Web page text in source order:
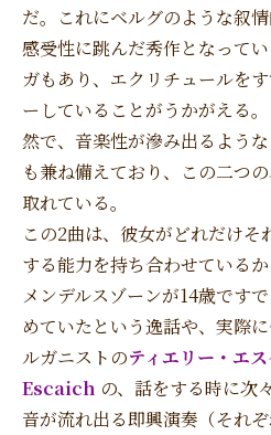
だ。これにベルグのような叙
感受性に跳んだ秀作となって
ガもあり、エクリチュールを
ーしていることがうかがえる
然で、音楽性が滲み出るよう
も兼ね備えており、この二つ
取れている。
この2曲は、彼女がどれだけそ
する能力を持ち合わせている
メンデルスゾーンが14歳です
めていたという逸話や、実際
ルガニストのティエリー・エ
Escaich の、話をする時に次
音が流れ出る即興演奏（それ